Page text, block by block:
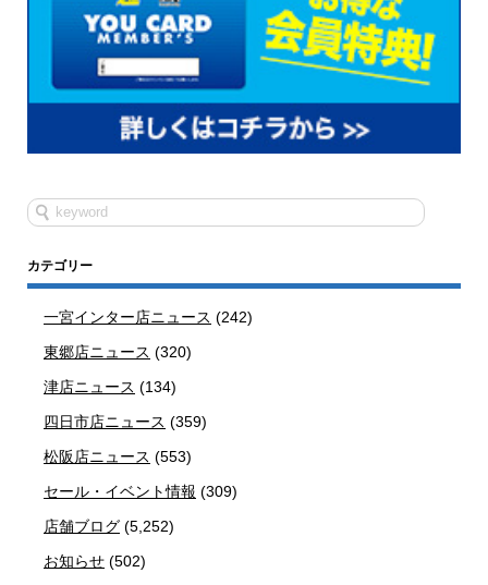
カテゴリー
一宮インター店ニュース (242)
東郷店ニュース (320)
津店ニュース (134)
四日市店ニュース (359)
松阪店ニュース (553)
セール・イベント情報 (309)
店舗ブログ (5,252)
お知らせ (502)